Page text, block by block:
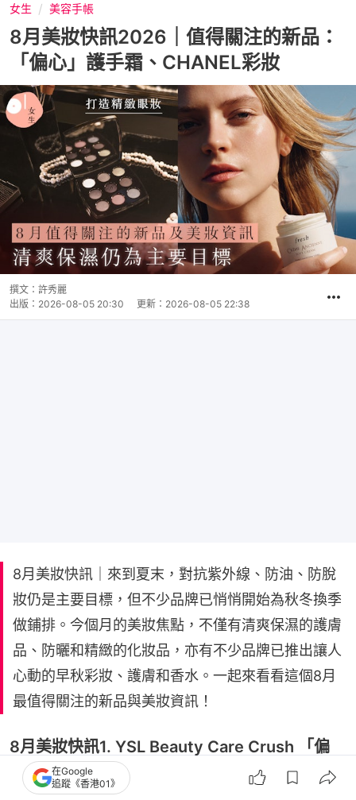
女生 美容手帳
8月美妝快訊2026｜值得關注的新品：
「偏心」護手霜、CHANEL彩妝
撰文： 許秀麗
出版： 2026-08-05 20:30 更新： 2026-08-05 22:38
8月美妝快訊｜來到夏末，對抗紫外線、防油、防脫
妝仍是主要目標，但不少品牌已悄悄開始為秋冬換季
做鋪排。今個月的美妝焦點，不僅有清爽保濕的護膚
品、防曬和精緻的化妝品，亦有不少品牌已推出讓人
心動的早秋彩妝、護膚和香水。一起來看看這個8月
最值得關注的新品與美妝資訊！
8月美妝快訊1. YSL Beauty Care Crush 「偏
心」護手霜 8月1日正式發售
在Google
追蹤《香港01》